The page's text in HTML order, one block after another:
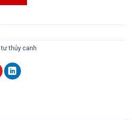
thủy canh